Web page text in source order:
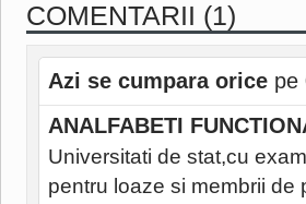
COMENTARII (1)
Azi se cumpara orice pe
ANALFABETI
Universitati de stat,cu
pentru loaze si membrii de